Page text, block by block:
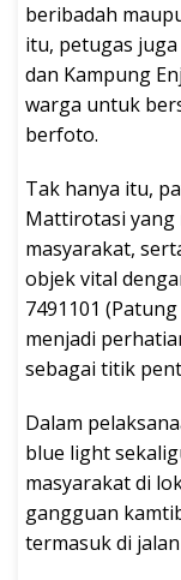
beribadah
itu, petugas
dan Kampung
warga untuk
berfoto.
Tak hanya itu,
Mattirotasi yang
masyarakat,
objek vital
7491101
menjadi
sebagai titik
Dalam
blue light
masyarakat di
gangguan
termasuk di